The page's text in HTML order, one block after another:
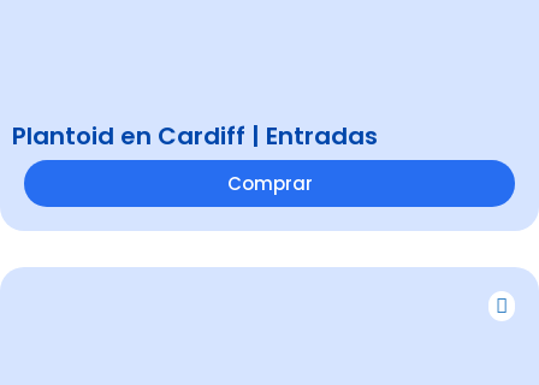
Plantoid en Cardiff | Entradas
Comprar